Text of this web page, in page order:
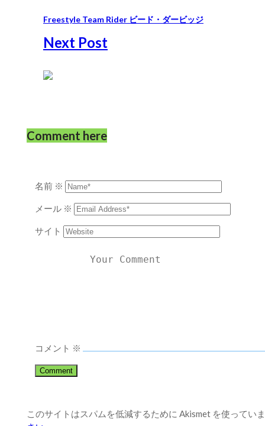
Freestyle Team Rider ビード・ダービッジ
Next Post
Comment here
名前 ※
メール ※
サイト
コメント ※
このサイトはスパムを低減するために Akismet を使ってい